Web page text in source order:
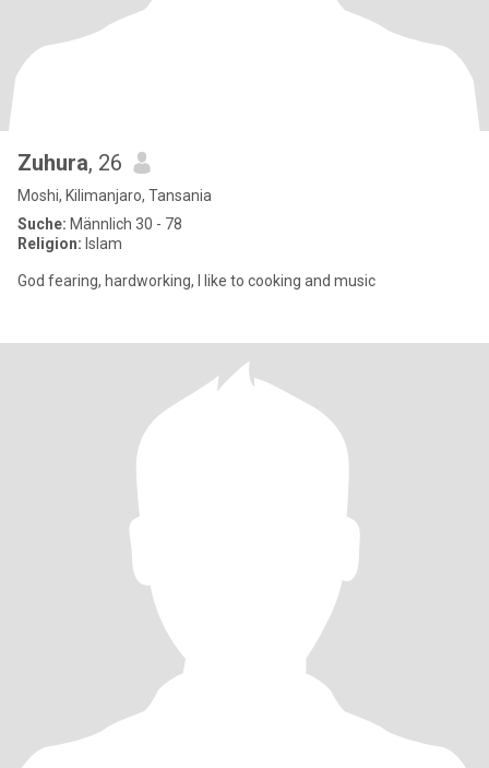
Zuhura, 26
Moshi, Kilimanjaro, Tansania
Suche: Männlich 30 - 78
Religion: Islam
God fearing, hardworking, I like to cooking and music